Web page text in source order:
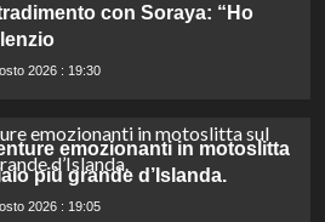
con Soraya: “Ho
2026 : 19:30
emozionanti in motoslitta
più grande d’Islanda.
2026 : 19:05